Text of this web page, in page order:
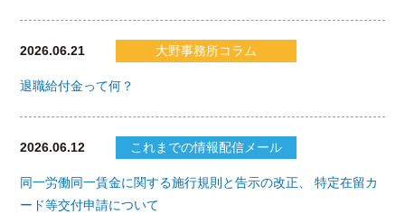
2026.06.21 大野事務所コラム
退職給付金って何？
2026.06.12 これまでの情報配信メール
同一労働同一賃金に関する施行規則と告示の改正、 特定在留カ
ード等交付申請について